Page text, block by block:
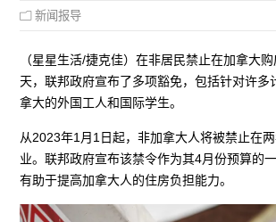
新闻报导
（星星生活/捷克佳）在非居民禁止在加拿大
天，联邦政府宣布了多项豁免，包括针对许多
拿大的外国工人和国际学生。
从2023年1月1日起，非加拿大人将被禁止在
业。联邦政府宣布该禁令作为其4月份预算的
有助于提高加拿大人的住房负担能力。